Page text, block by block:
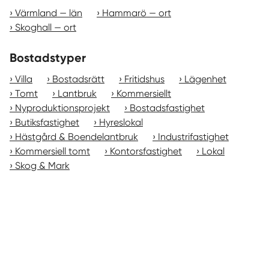
Värmland — län
Hammarö — ort
Skoghall — ort
Bostadstyper
Villa Bostadsrätt Fritidshus
Lägenhet
Tomt
Lantbruk
Kommersiellt
Nyproduktionsprojekt
Bostadsfastighet
Butiksfastighet
Hyreslokal
Hästgård & Boendelantbruk
Industrifastighet
Kommersiell tomt
Kontorsfastighet
Lokal
Skog & Mark